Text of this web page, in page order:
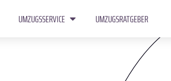
UMZUGSSERVICE UMZUGSRATGEBER